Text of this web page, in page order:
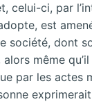
celui-ci, par
est
société, dont
même
par les actes